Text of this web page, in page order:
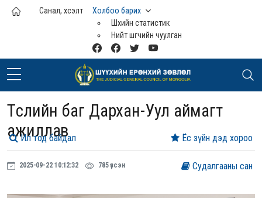
Үндсэн агуулга руу шилжих
Санал, хүсэлт
Холбоо барих
Шүүхийн статистик
Нийт шүүгчийн чуулган
Төслийн баг Дархан-Уул аймагт
ажиллав
2025-09-22 10:12:32 785 үзсэн Судалгааны сан
Ёс зүйн дэд хороо
Ил тод байдал